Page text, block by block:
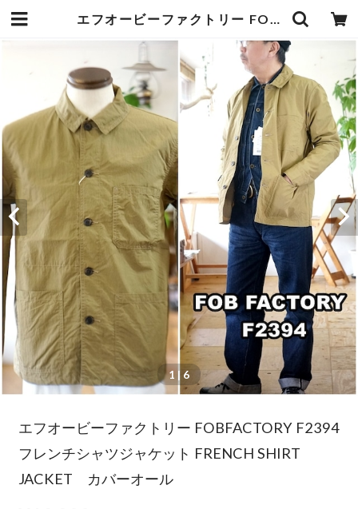
エフオービーファクトリー FOBFACTORY F2394 フレンチシャツジャケット FRENCH SHIRT JACKET カバーオール | bluelineshop
1 | 6
エフオービーファクトリー FOBFACTORY F2394
フレンチシャツジャケット FRENCH SHIRT
JACKET カバーオール